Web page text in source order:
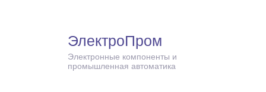
ЭлектроПром
Электронные компоненты и
промышленная автоматика